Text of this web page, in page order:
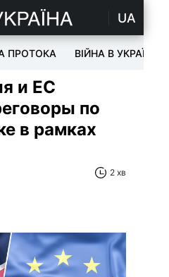
UA
ПРОТОКА ВІЙНА В УКРАЇНІ
и ЕС
по
в рамках
2 хв